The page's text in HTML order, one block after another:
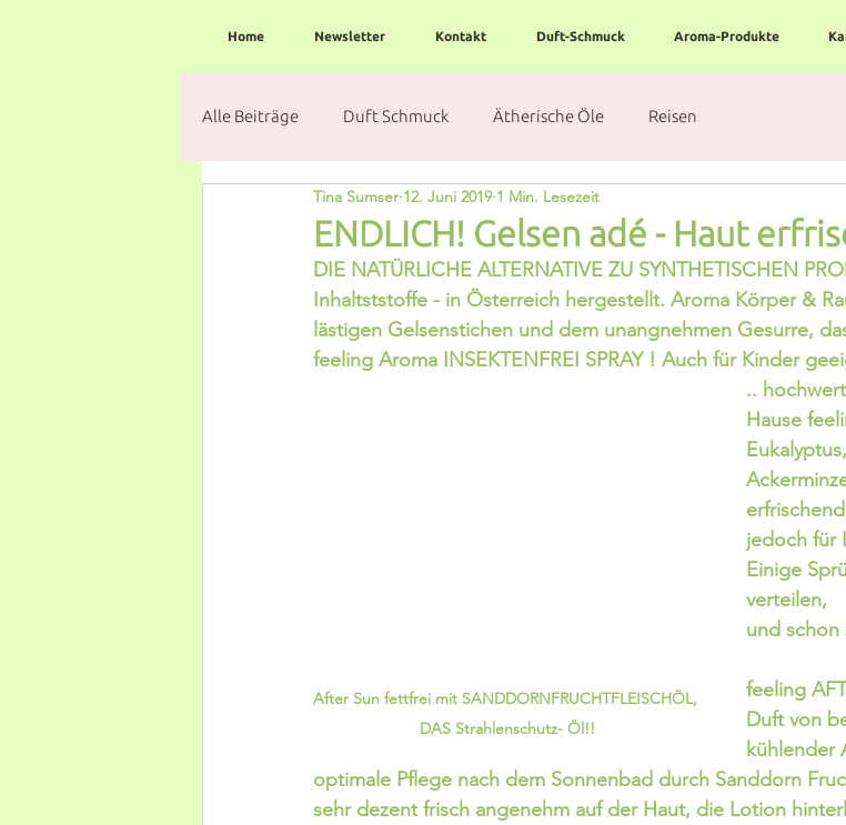
Home Newsletter Kontakt Duft-Schmuck Aroma-Produkte
Alle Beiträge Duft Schmuck Ätherische Öle Reisen
ENDLICH! Gelsen adé - Haut
Tina Sumser 12. Juni 2019 1 Min. Lesezeit
DIE NATÜRLICHE ALTERNATIVE ZU SYNTHETISCHEN
Inhaltststoffe - in Österreich hergestellt. Aroma Körper &
lästigen Gelsenstichen und dem unangnehmen Gesurre,
feeling Aroma INSEKTENFREI SPRAY ! Auch für Kinder
After Sun fettfrei mit SANDDORNFRUCHTFLEISCHÖL,
DAS Strahlenschutz- Öl!!
..
Hause
jedoch für
Einige
verteilen,
und schon
feeling
Duft von
kühlender
optimale Pflege nach dem Sonnenbad durch Sanddorn
sehr dezent frisch angenehm auf der Haut, die Lotion